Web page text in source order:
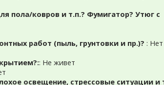
пола/ковров и т.п.? Фумигатор? Утюг с
работ (пыль, грунтовки и пр.)?: Нет
: Не живет
освещение, стрессовые ситуации и